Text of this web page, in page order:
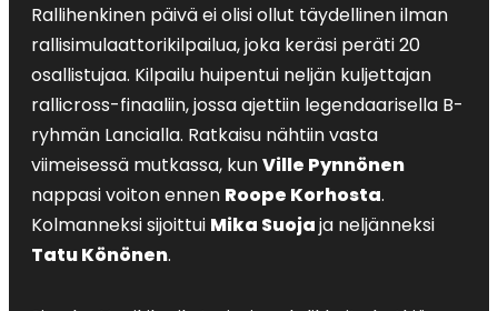
Rallihenkinen päivä ei olisi ollut täydellinen ilman
rallisimulaattorikilpailua, joka keräsi peräti 20
osallistujaa. Kilpailu huipentui neljän kuljettajan
rallicross-finaaliin, jossa ajettiin legendaarisella B-
ryhmän Lancialla. Ratkaisu nähtiin vasta
viimeisessä mutkassa, kunVille Pynnönen
nappasi voiton ennen Roope Korhosta.
Kolmanneksi sijoittui Mika Suojaja neljänneksi
Tatu Könönen.